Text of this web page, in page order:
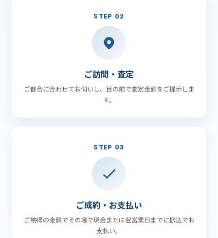
STEP 02
ご訪問・査定
ご都合に合わせてお伺いし、目の前で査定金額をご提示しま
す。
STEP 03
ご成約・お支払い
ご納得の金額でその場で現金または翌営業日までに振込でお
支払い。